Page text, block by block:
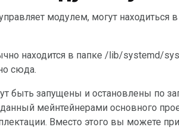
сюда.
мейнтейнерами основного
Вместо этого вы можете